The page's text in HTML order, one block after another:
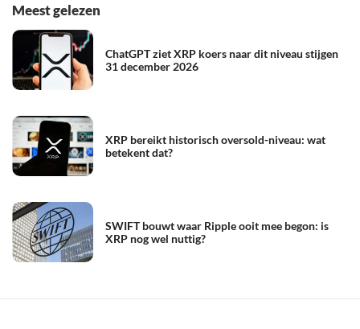
Meest gelezen
ChatGPT ziet XRP koers naar dit niveau stijgen
31 december 2026
XRP bereikt historisch oversold-niveau: wat
betekent dat?
SWIFT bouwt waar Ripple ooit mee begon: is
XRP nog wel nuttig?